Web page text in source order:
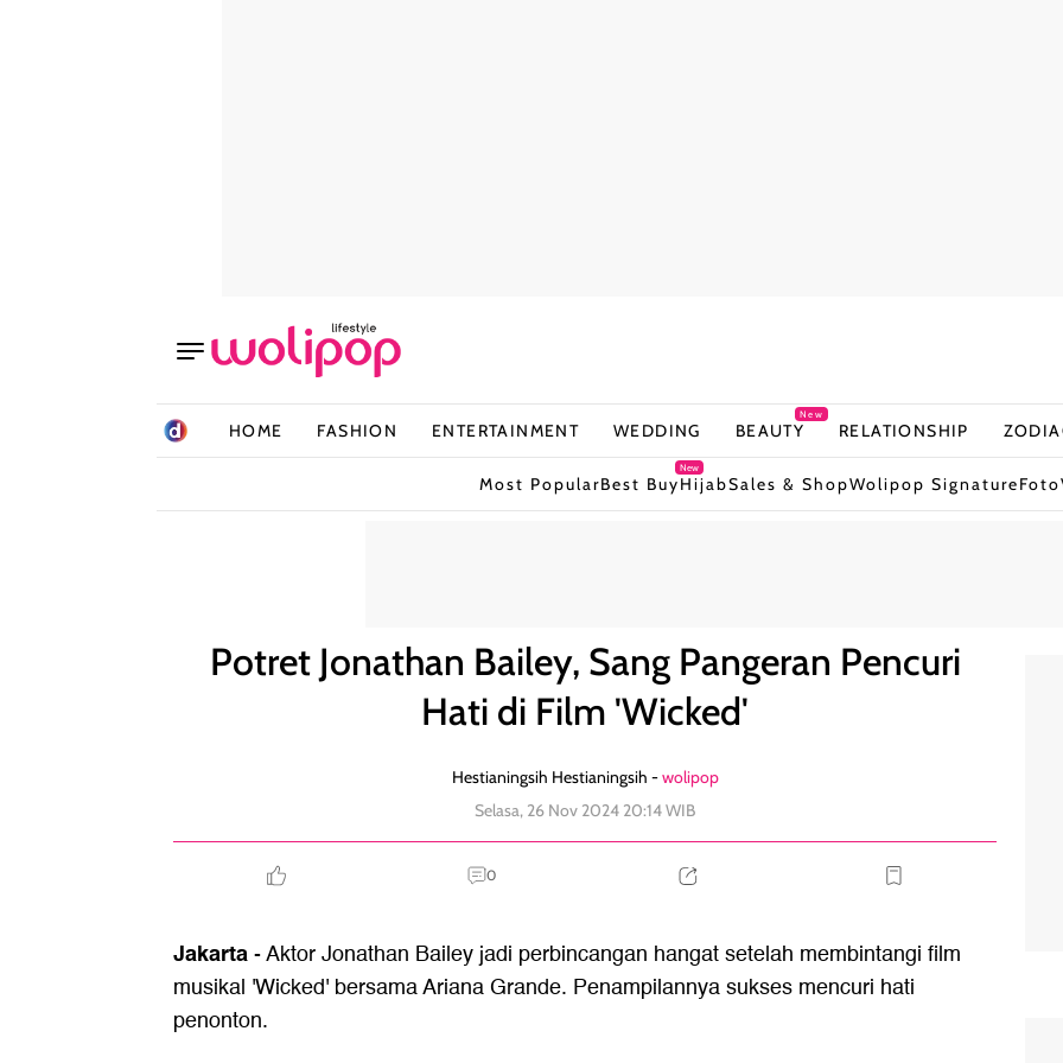
HOME FASHION ENTERTAINMENT WEDDING BEAUTY
New
RELATIONSHIP
Most PopularBest Buy
New
HijabSales & ShopWolipop SignatureFoto
Potret Jonathan Bailey, Sang Pangeran Pencuri
Hati di Film 'Wicked'
Hestianingsih Hestianingsih -wolipop
Selasa, 26 Nov 2024 20:14 WIB
0
Jakarta- Aktor Jonathan Bailey jadi perbincangan hangat setelah membintangi film
musikal 'Wicked' bersama Ariana Grande. Penampilannya sukses mencuri hati
penonton.